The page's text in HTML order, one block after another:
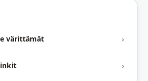
värittämät ›
›